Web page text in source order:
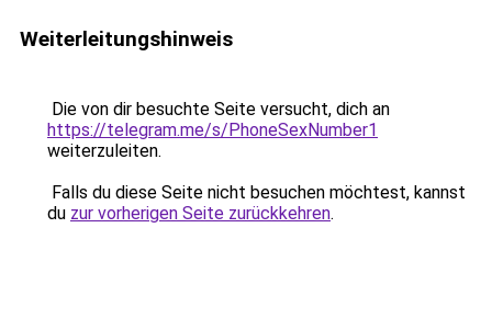
Weiterleitungshinweis
Die von dir besuchte Seite versucht, dich an
https://telegram.me/s/PhoneSexNumber1
weiterzuleiten.
Falls du diese Seite nicht besuchen möchtest, kannst
du zur vorherigen Seite zurückkehren.